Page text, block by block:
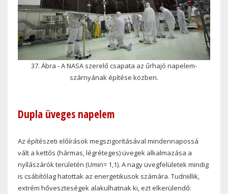
37. Ábra - A NASA szerelő csapata az űrhajó napelem-
szárnyának építése közben.
Dupla üveges napelem
Az építészeti előírások megszigorításával mindennapossá
vált a kettős (hármas, légréteges) üvegek alkalmazása a
nyílászárók területén (Umin= 1,1). A nagy üvegfelületek mindig
is csábítólag hatottak az energetikusok számára. Tudniillik,
extrém hőveszteségek alakulhatnak ki, ezt elkerülendő: